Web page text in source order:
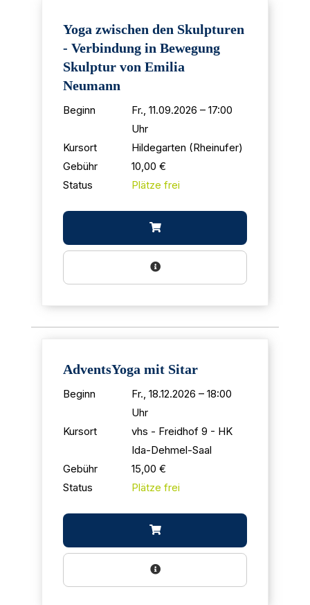
Yoga zwischen den Skulpturen
- Verbindung in Bewegung
Skulptur von Emilia
Neumann
Beginn
Fr., 11.09.2026 – 17:00
Uhr
Kursort
Hildegarten (Rheinufer)
Gebühr
10,00 €
Status
Plätze frei
AdventsYoga mit Sitar
Beginn
Fr., 18.12.2026 – 18:00
Uhr
Kursort
vhs - Freidhof 9 - HK
Ida-Dehmel-Saal
Gebühr
15,00 €
Status
Plätze frei